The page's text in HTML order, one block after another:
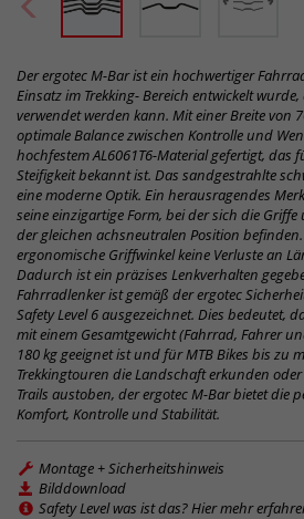
Der ergotec M-Bar ist ein hochwertiger
Einsatz im Trekking- Bereich entwickelt
verwendet werden kann. Mit einer Breite von
optimale Balance zwischen Kontrolle und
hochfestem AL6061T6-Material gefertigt, das
Steifigkeit bekannt ist. Das sandgestrahlte
eine moderne Optik. Ein herausragendes
seine einzigartige Form, bei der sich die
der gleichen achsneutralen Position
ergonomische Griffwinkel keine Verluste an
Dadurch ist ein präzises Lenkverhalten
Fahrradlenker ist gemäß der ergotec
Safety Level 6 ausgezeichnet. Dies bedeutet,
mit einem Gesamtgewicht (Fahrrad, Fahrer
180 kg geeignet ist und für MTB Bikes bis zu
Trekkingtouren die Landschaft erkunden
Trails austoben, der ergotec M-Bar bietet die
Komfort, Kontrolle und Stabilität.
Montage + Sicherheitshinweis
Bilddownload
Safety Level was ist das? Hier mehr